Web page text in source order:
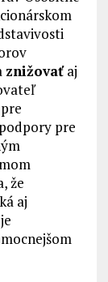
znižovaťaj
pre
že
aj